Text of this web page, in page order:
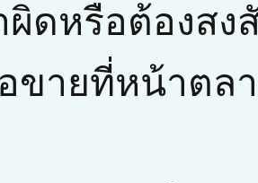
ผิดหรือต้องส
ขายที่หน้าตล